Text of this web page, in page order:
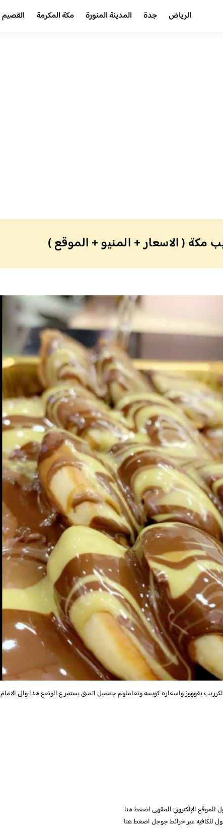
الرياض جدة المدينة المنورة مكة المكرمة القصيم
مكة ( الاسعار + المنيو + الموقع )
يفوووز واسعاره كويسه وتعاملهم جمميل اتمنى يستمر ع الوضع هذا والى الامام
للموقع الإلكتروني للمقهىاضغط هنا
للكافيه عبر خرائط جوجلاضغط هنا